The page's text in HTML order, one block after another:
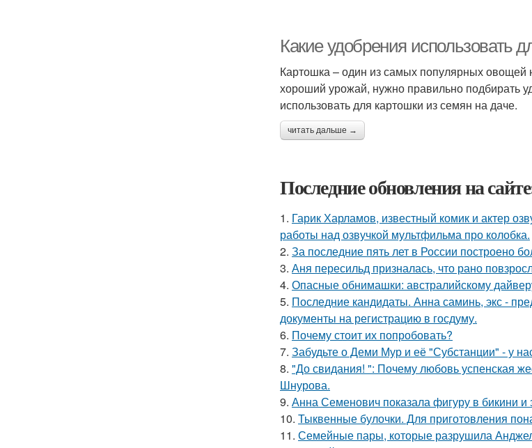
Какие удобрения использовать
Картошка – один из самых популярных
хороший урожай, нужно правильно подбирать
использовать для картошки из семян на даче.
читать дальше →
Последние обновления на
1. Гарик Харламов, известный комик и актер
работы над озвучкой мультфильма про колобка.
2. За последние пять лет в России построено
3. Аня пересильд призналась, что рано
4. Опасные обнимашки: австралийскому
5. Последние кандидаты. Анна саминь, экс -
документы на регистрацию в госдуму.
6. Почему стоит их попробовать?
7. Забудьте о Деми Мур и её "Субстанции" - у
8. "До свидания! ": Почему любовь успенская
Шнурова.
9. Анна Семенович показала фигуру в бикини
10. Тыквенные булочки. Для приготовления
11. Семейные пары, которые разрушила